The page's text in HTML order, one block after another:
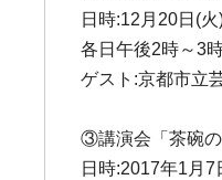
日時:12月20日(
各日午後2時～3
ゲスト:京都市立
③講演会「茶碗の
日時:2017年1月